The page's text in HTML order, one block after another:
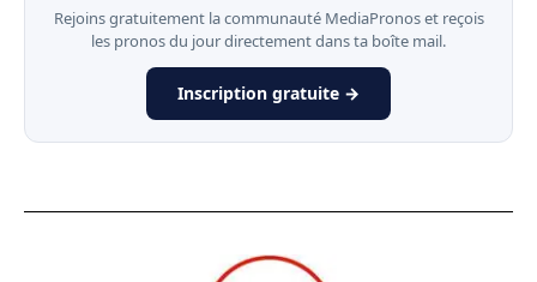
Rejoins gratuitement la communauté MediaPronos et reçois
les pronos du jour directement dans ta boîte mail.
Inscription gratuite →